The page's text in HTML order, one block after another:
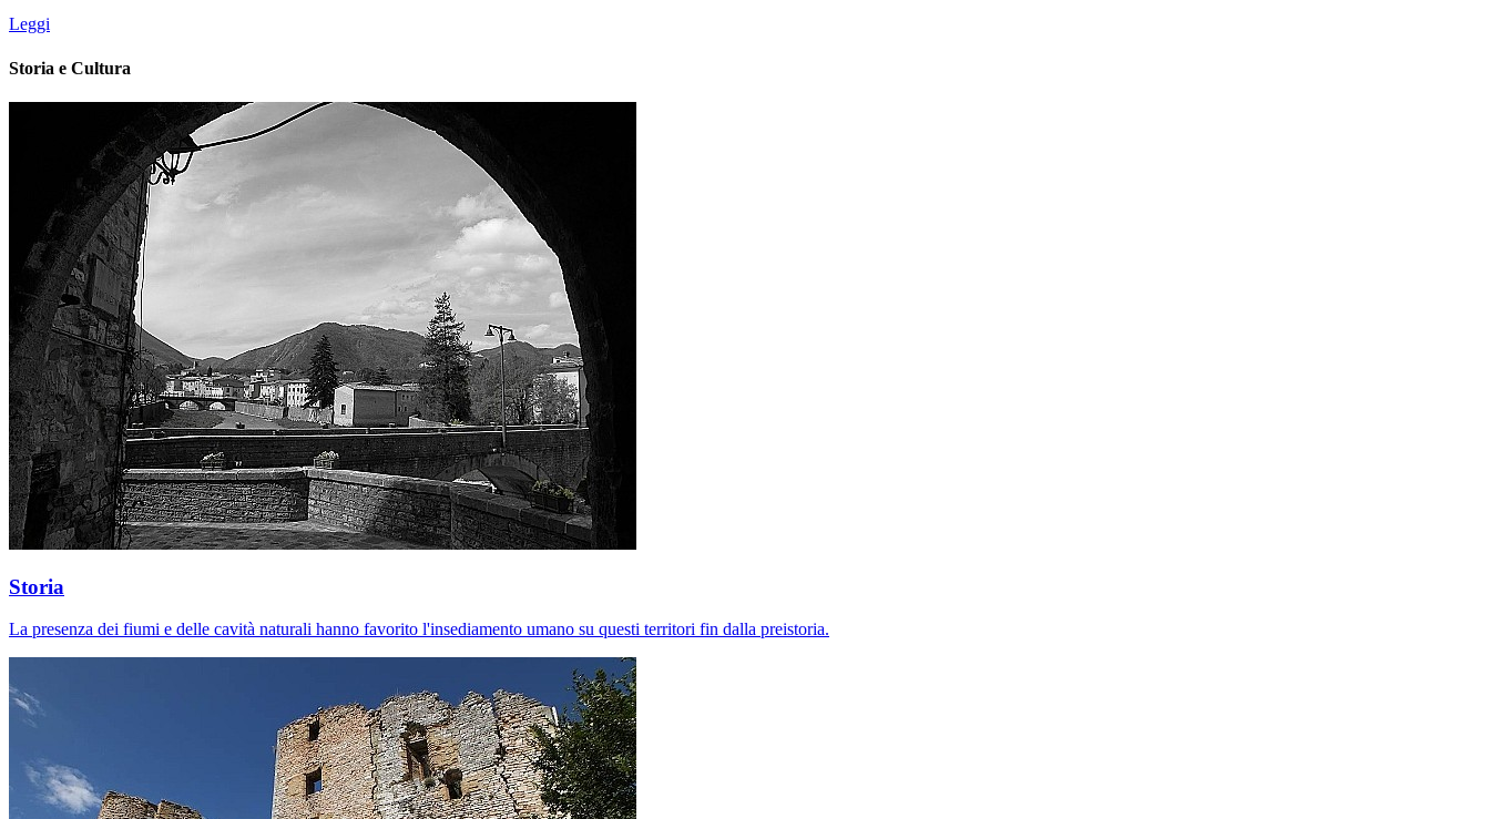
Leggi
Storia e Cultura
Storia
La presenza dei fiumi e delle cavità naturali hanno favorito l'insediamento umano su questi territori fin dalla preistoria.